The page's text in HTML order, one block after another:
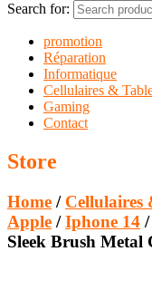
Search for:
promotion
Réparation
Informatique
Cellulaires &
Gaming
Contact
Store
Home / Cellulaires
Apple /Iphone 14
Sleek Brush Metal